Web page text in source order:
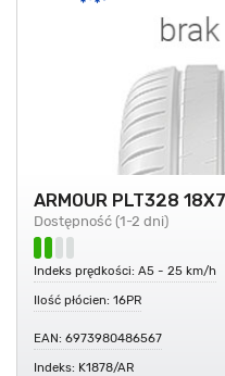
ARMOUR PLT328
Dostępność (1-2 dni)
Indeks prędkości: A5 - 25 km/h
Ilość płócien: 16PR
EAN: 6973980486567
Indeks: K1878/AR